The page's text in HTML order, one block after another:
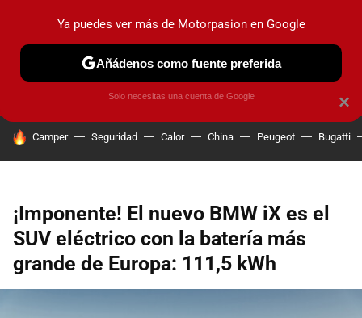
PRUEBAS COCHES ELÉCTRICOS OBSERVATORIO
HOY SE HABLA DE
Camper Seguridad Calor China Peugeot Bugatti
¡Imponente! El nuevo BMW iX es el
SUV eléctrico con la batería más
grande de Europa: 111,5 kWh
×
Ya puedes ver más de Motorpasion en Google
Añádenos como fuente preferida
Solo necesitas una cuenta de Google